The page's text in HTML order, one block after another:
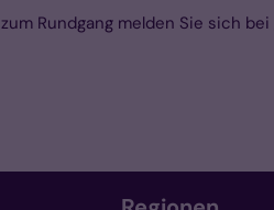
Rundgang melden Sie sich bei